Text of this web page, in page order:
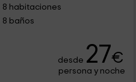
8 habitaciones
8 baños
desde 27€
persona y noche